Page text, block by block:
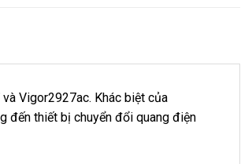
Vigor2927ac. Khác biệt của
đến thiết bị chuyển đổi quang điện